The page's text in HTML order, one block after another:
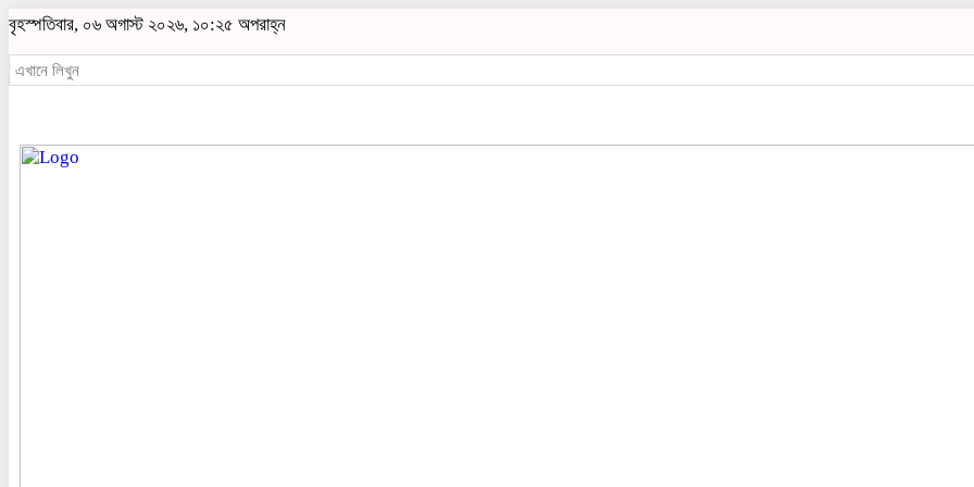
বৃহস্পতিবার, ০৬ অগাস্ট ২০২৬, ১০:২৫ অপরাহ্ন